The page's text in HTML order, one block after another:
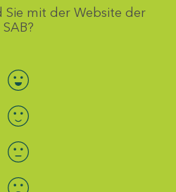
Sie mit der Website der
SAB?
Bewertung auswählen